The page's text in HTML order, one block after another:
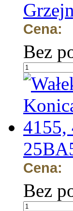
Cena:
Bez
Cena:
Bez